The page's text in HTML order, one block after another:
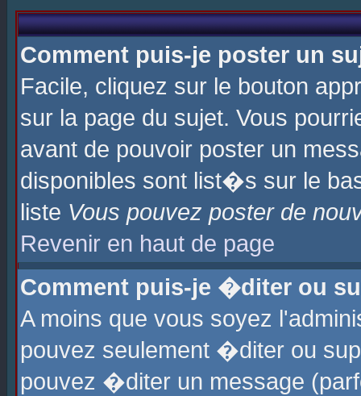
Comment puis-je poster un
Facile, cliquez sur le bouton
sur la page du sujet. Vous
avant de pouvoir poster un
disponibles sont list�s sur le
liste Vous pouvez poster de
Revenir en haut de page
Comment puis-je �diter ou
A moins que vous soyez
pouvez seulement �diter ou
pouvez �diter un message